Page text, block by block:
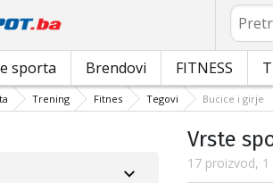
Pretraga
sporta Brendovi FITNESS
Trening Fitnes Tegovi Bucice i girje
Vrste
17 proizvod, 1